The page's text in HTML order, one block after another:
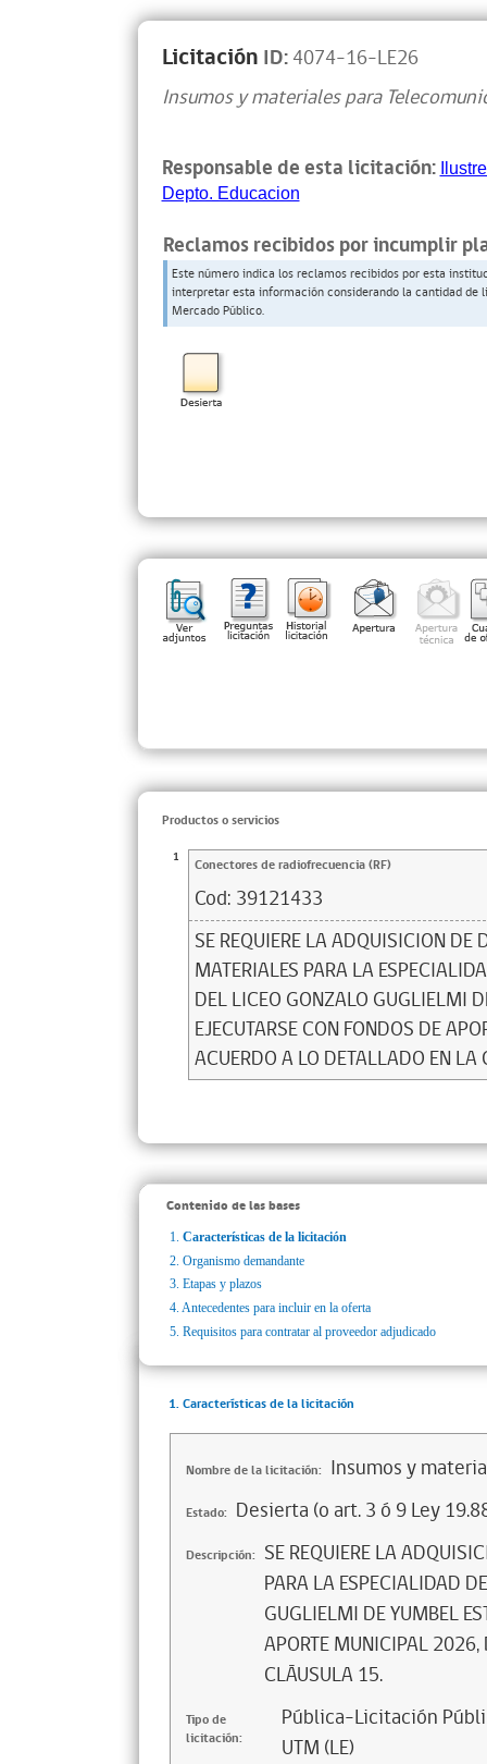
Licitación ID:4074-16-LE26
Insumos y materiales para
Responsable de esta licitación:
Depto. Educacion
Reclamos recibidos por incumplir
Este número indica los reclamos recibidos por esta
interpretar esta información considerando la cantidad
Mercado Público.
Productos o servicios
1 Conectores de radiofrecuencia (RF)
Cod: 39121433
SE REQUIERE LA ADQUISICION DE
MATERIALES PARA LA
DEL LICEO GONZALO GUGLIELMI
EJECUTARSE CON FONDOS DE
ACUERDO A LO DETALLADO EN LA
Contenido de las bases
1. Características de la licitación
2. Organismo demandante
3. Etapas y plazos
4. Antecedentes para incluir en la oferta
5. Requisitos para contratar al proveedor adjudicado
1. Características de la licitación
Nombre de la licitación: Insumos y
Estado: Desierta (o art. 3 ó 9 Ley
Descripción: SE REQUIERE LA
PARA LA ESPECIALIDAD
GUGLIELMI DE YUMBEL
APORTE MUNICIPAL 2026,
CLÁUSULA 15.
Tipo de
licitación:
Pública-Licitación
UTM (LE)